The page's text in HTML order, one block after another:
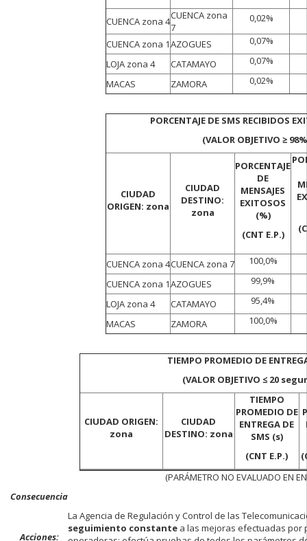
CUENCA zona 4CUENCA zona
7
0,02%
CUENCA zona 1AZOGUES
0,07%
LOJA zona 4
CATAMAYO
0,07%
MACAS
ZAMORA 0,02%
PORCENTAJE DE SMS RECIBIDOS
(VALOR OBJETIVO ≥
CIUDAD
ORIGEN: zona
CIUDAD
DESTINO:
zona
PORCENTAJE
DE
MENSAJES
EXITOSOS
(%)
(CNT E.P.)
CUENCA zona 4CUENCA zona 7
100,0%
CUENCA zona 1AZOGUES
99,9%
LOJA zona 4
CATAMAYO
95,4%
MACAS
ZAMORA 100,0%
TIEMPO PROMEDIO DE
(VALOR OBJETIVO ≤ 20
CIUDAD ORIGEN:
zona
CIUDAD
DESTINO: zona
TIEMPO
PROMEDIO DE
ENTREGA DE
SMS (s)
(CNT E.P.)
(PARÁMETRO NO EVALUADO EN
Consecuencia
Acciones:
La Agencia de Regulación y Control de las
seguimiento constante a las mejoras efectuadas por